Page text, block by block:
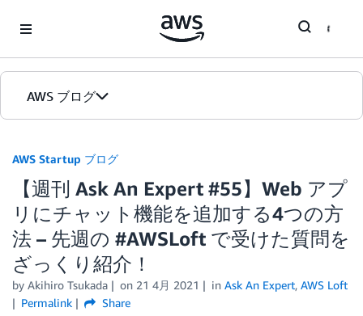
AWS ブログ
カテゴリ
エディション
AWS Startup ブログ
【週刊 Ask An Expert #55】Web アプ
リにチャット機能を追加する4つの方
法 – 先週の #AWSLoft で受けた質問を
ざっくり紹介！
by Akihiro Tsukada on 21 4月 2021 in Ask An Expert, AWS Loft
Permalink
Share